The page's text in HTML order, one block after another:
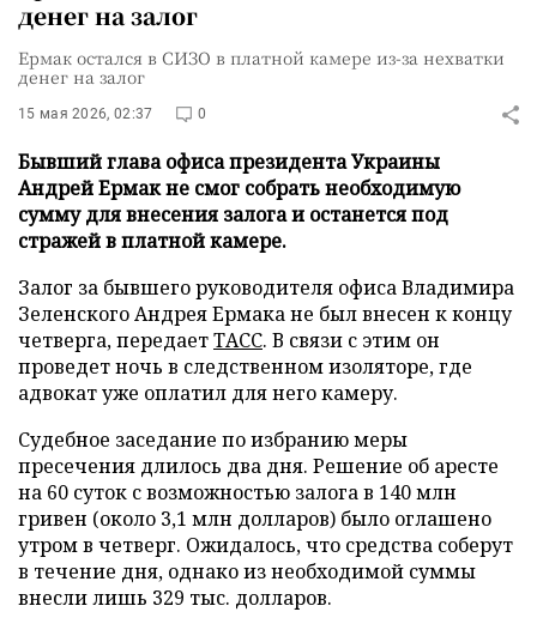
денег на залог
Ермак остался в СИЗО в платной камере из-за нехватки
денег на залог
15 мая 2026, 02:37 0
Бывший глава офиса президента Украины
Андрей Ермак не смог собрать необходимую
сумму для внесения залога и останется под
стражей в платной камере.
Залог за бывшего руководителя офиса Владимира
Зеленского Андрея Ермака не был внесен к концу
четверга, передаетТАСС. В связи с этим он
проведет ночь в следственном изоляторе, где
адвокат уже оплатил для него камеру.
Судебное заседание по избранию меры
пресечения длилось два дня. Решение об аресте
на 60 суток с возможностью залога в 140 млн
гривен (около 3,1 млн долларов) было оглашено
утром в четверг. Ожидалось, что средства соберут
в течение дня, однако из необходимой суммы
внесли лишь 329 тыс. долларов.